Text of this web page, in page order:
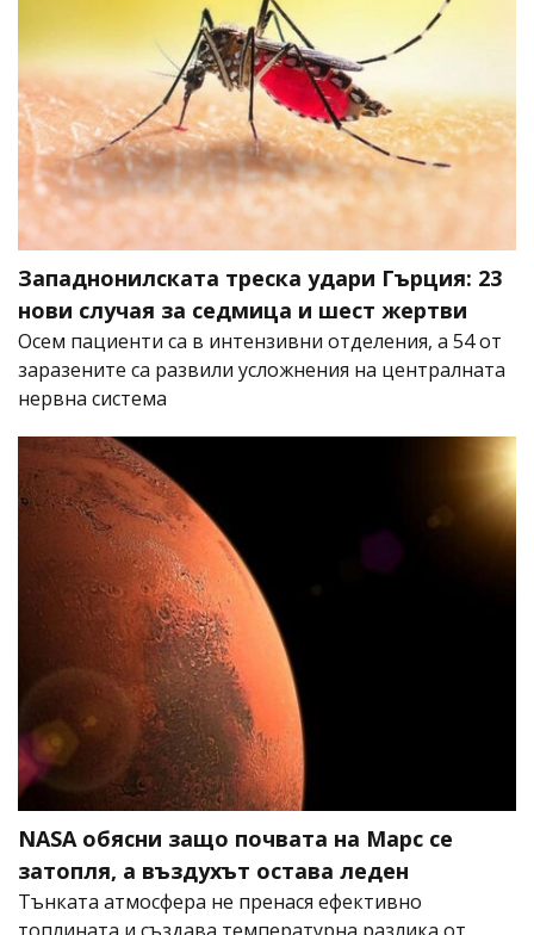
Западнонилската треска удари Гърция: 23
нови случая за седмица и шест жертви
Осем пациенти са в интензивни отделения, а 54 от
заразените са развили усложнения на централната
нервна система
NASA обясни защо почвата на Марс се
затопля, а въздухът остава леден
Тънката атмосфера не пренася ефективно